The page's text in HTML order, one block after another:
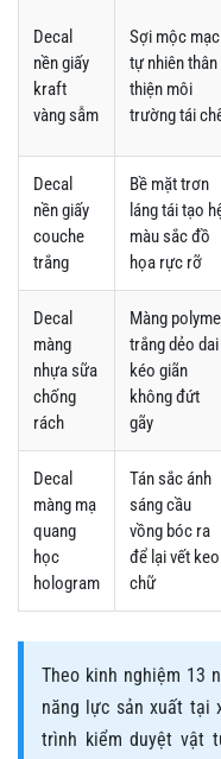
Decal
nền giấy
kraft
vàng sẫm
Sợi mộc mạc
tự nhiên thân
thiện môi
trường tái
Decal
nền giấy
couche
trắng
Bề mặt trơn
láng tái tạo
màu sắc đồ
họa rực rỡ
Decal
màng
nhựa sữa
chống
rách
Màng polyme
trắng dẻo dai
kéo giãn
không đứt
gãy
Decal
màng mạ
quang
học
hologram
Tán sắc ánh
sáng cầu
vồng bóc ra
để lại vết keo
chữ
Theo kinh nghiệm 13
năng lực sản xuất tại
trình kiểm duyệt vật